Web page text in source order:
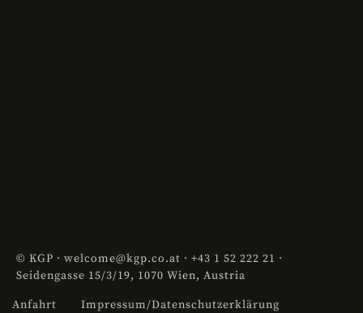
© KGP · welcome@kgp.co.at · +43 1 52 222 21 ·
Seidengasse 15/3/19, 1070 Wien, Austria
Anfahrt Impressum/Datenschutzerklärung